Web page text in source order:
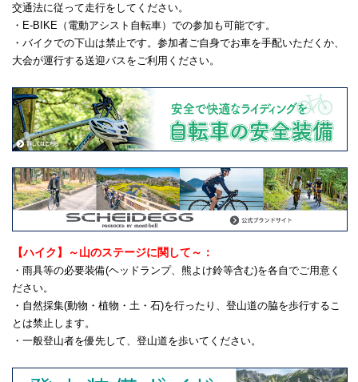
交通法に従って走行をしてください。
・E-BIKE（電動アシスト自転車）での参加も可能です。
・バイクでの下山は禁止です。参加者ご自身でお車を手配いただくか、
大会が運行する送迎バスをご利用ください。
【ハイク】～山のステージに関して～：
・雨具等の必要装備(ヘッドランプ、熊よけ鈴等含む)を各自でご用意く
ださい。
・自然採集(動物・植物・土・石)を行ったり、登山道の脇を歩行するこ
とは禁止します。
・一般登山者を優先して、登山道を歩いてください。